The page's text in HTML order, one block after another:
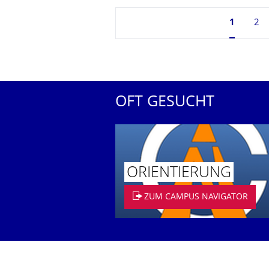
Seite 1,
1 2
OFT GESUCHT
ORIENTIERUNG
ZUM CAMPUS NAVIGATOR